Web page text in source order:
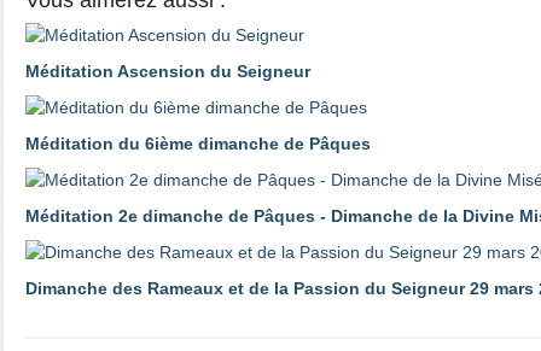
Méditation Ascension du Seigneur
Méditation du 6ième dimanche de Pâques
Méditation 2e dimanche de Pâques - Dimanche de la Divine
Dimanche des Rameaux et de la Passion du Seigneur 29 mars